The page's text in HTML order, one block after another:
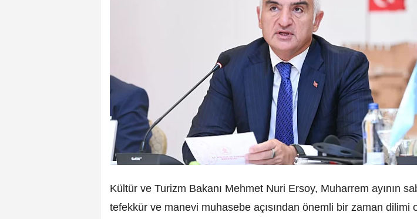
Kültür ve Turizm Bakanı Mehmet Nuri Ersoy, Muharrem ayının
tefekkür ve manevi muhasebe açısından önemli bir zaman dilimi